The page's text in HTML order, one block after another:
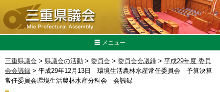
メニュー
三重県議会 > 県議会の活動 > 委員会 > 委員会会議録 > 平成29年度 委員
会会議録 > 平成29年12月13日 環境生活農林水産常任委員会 予算決算
常任委員会環境生活農林水産分科会 会議録